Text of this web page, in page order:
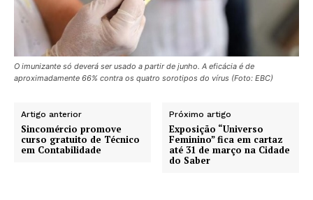
O imunizante só deverá ser usado a partir de junho. A eficácia é de
aproximadamente 66% contra os quatro sorotipos do vírus (Foto: EBC)
Artigo anterior
Sincomércio promove
curso gratuito de Técnico
em Contabilidade
Próximo artigo
Exposição “Universo
Feminino” fica em cartaz
até 31 de março na Cidade
do Saber